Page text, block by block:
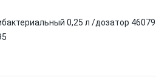
0,25 л /дозатор